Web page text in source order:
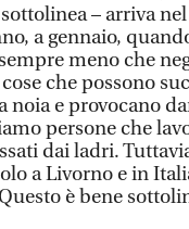
– arriva
a gennaio,
meno che
che possono
noia e provocano
persone che
dai ladri.
a Livorno e in
è bene